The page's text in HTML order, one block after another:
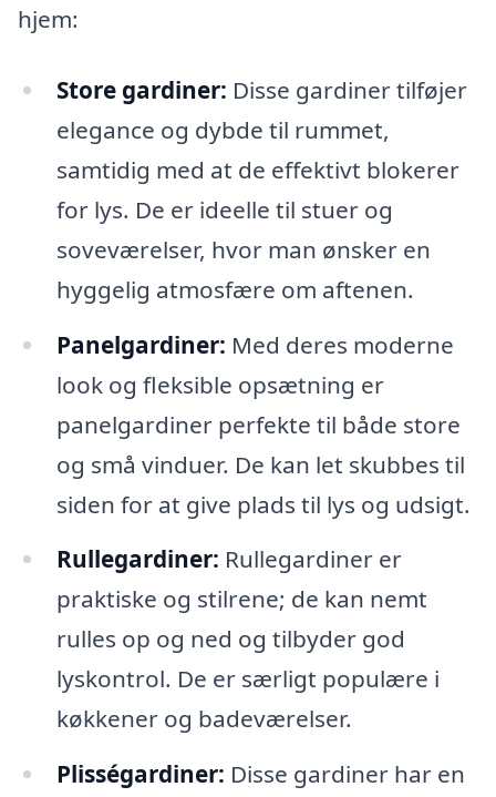
hjem:
Store gardiner: Disse gardiner tilføjer
elegance og dybde til rummet,
samtidig med at de effektivt blokerer
for lys. De er ideelle til stuer og
soveværelser, hvor man ønsker en
hyggelig atmosfære om aftenen.
Panelgardiner: Med deres moderne
look og fleksible opsætning er
panelgardiner perfekte til både store
og små vinduer. De kan let skubbes til
siden for at give plads til lys og udsigt.
Rullegardiner: Rullegardiner er
praktiske og stilrene; de kan nemt
rulles op og ned og tilbyder god
lyskontrol. De er særligt populære i
køkkener og badeværelser.
Plisségardiner: Disse gardiner har en